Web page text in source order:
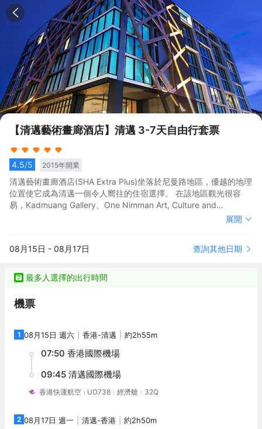
【清邁藝術畫廊酒店】清邁 3-7天自由行套票
4.5/5 2015年開業
清邁藝術畫廊酒店(SHA Extra Plus)坐落於尼曼路地區，優越的地理
位置使它成為清邁一個令人嚮往的住宿選擇。 在該地區觀光很容
易，Kadmuang Gallery、One Nimman Art, Culture and
Contemporary Art Center和阿瑞賽泰式按摩館都在酒店附近。 酒
啡壺/茶壺，以滿足您的飲水需求。浴室配有拖鞋、24小時熱水和浴
擇。
清邁藝術畫廊酒店(SHA Extra Plus)坐落於尼曼路地區，優越的地理
Contemporary Art Center和阿瑞賽泰式按摩館都在酒店附近。 酒
備、房內保險箱和空調。服務人員會提前為您準備好電熱水壺和咖
缸。閒暇時間在酒店的咖啡廳喝上一杯，必定是您休憩放鬆的好選
擇。
展開
08月15日 - 08月17日 查詢其他日期
最多人選擇的出行時間
機票
1 08月15日 週六 香港-清邁 約2h55m
07:50 香港國際機場
09:45 清邁國際機場
香港快運航空 UO738 經濟艙 32Q
2 08月17日 週一 清邁-香港 約2h50m